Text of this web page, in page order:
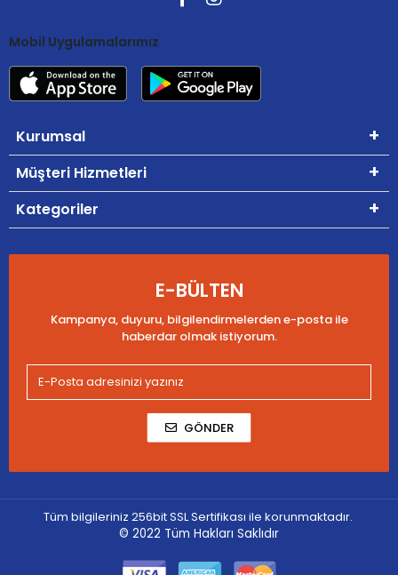
Mobil Uygulamalarımız
Kurumsal
Müşteri Hizmetleri
Kategoriler
E-BÜLTEN
Kampanya, duyuru, bilgilendirmelerden e-posta ile
haberdar olmak istiyorum.
GÖNDER
Tüm bilgileriniz 256bit SSL Sertifikası ile korunmaktadır.
© 2022 Tüm Hakları Saklıdır